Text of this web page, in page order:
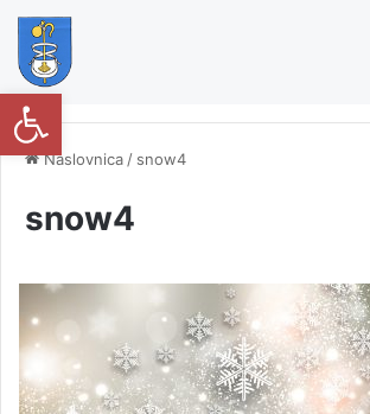
Naslovnica / snow4
snow4
Open toolbar